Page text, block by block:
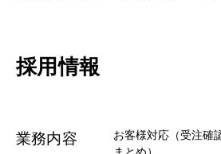
採用情報
業務内容
お客様対応（受注確